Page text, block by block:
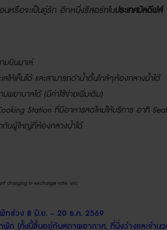
หรือจะเป็นคู่รัก อีกหนึ่งรีสอร์ทในประเทศมัลดีฟส์
มบินมาเล่
ให้เห็นได้ และสามารถดำน้ำตื้นใกล้ๆห้องกลางน้ำได้
มพยาบาลได้ (มีค่าใช้จ่ายเพิ่มเติม)
Station ที่มีอาหารสดใหม่ให้บริการ อาทิ
กับผู้ใหญ่ที่ห้องกลางน้ำได้
changing in exchange rate, etc.
กช่วง 8 มิ.ย. – 20 ธ.ค. 2569
พัก (ทั้งนี้ขึ้นอยู่กับสภาพอากาศ, ที่นั่งว่างและจำ